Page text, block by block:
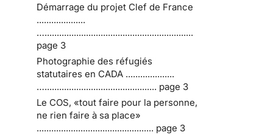
Démarrage du projet Clef de France
....................
….............................................................
page 3
Photographie des réfugiés
statutaires en CADA ....................
….............................................. page 3
Le COS, «tout faire pour la personne,
ne rien faire à sa place»
................................................ page 3